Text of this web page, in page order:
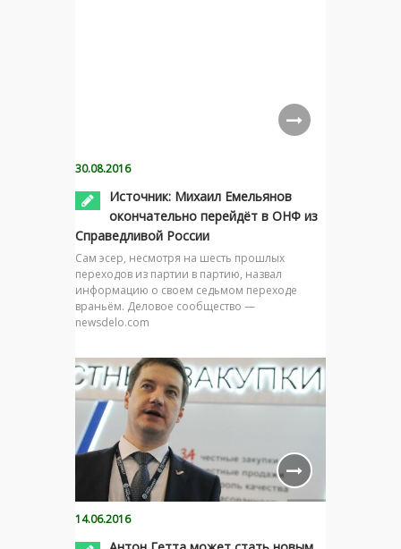
30.08.2016
Источник: Михаил Емельянов
окончательно перейдёт в ОНФ из
Справедливой России
Сам эсер, несмотря на шесть прошлых
переходов из партии в партию, назвал
информацию о своем седьмом переходе
враньём. Деловое сообщество —
newsdelo.com
14.06.2016